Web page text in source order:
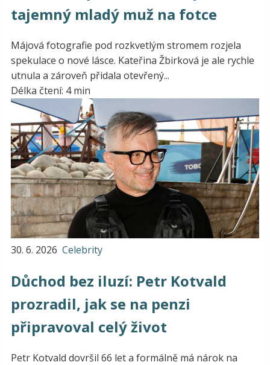
tajemný mladý muž na fotce
Májová fotografie pod rozkvetlým stromem rozjela
spekulace o nové lásce. Kateřina Žbirková je ale rychle
utnula a zároveň přidala otevřený...
Délka čtení: 4 min
30. 6. 2026 Celebrity
Důchod bez iluzí: Petr Kotvald
prozradil, jak se na penzi
připravoval celý život
Petr Kotvald dovršil 66 let a formálně má nárok na